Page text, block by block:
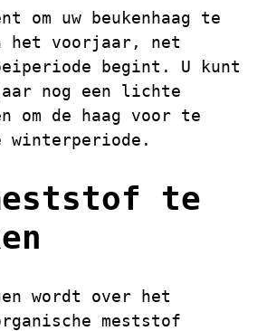
om uw beukenhaag te
het voorjaar, net
begint. U kunt
nog een lichte
om de haag voor te
winterperiode.
te
wordt over het
meststof